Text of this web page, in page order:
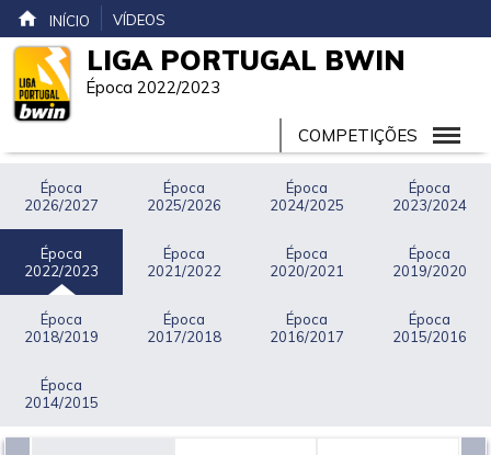
INÍCIO VÍDEOS
LIGA PORTUGAL BWIN
Época 2022/2023
COMPETIÇÕES
Época
2026/2027
Época
2025/2026
Época
2024/2025
Época
2023/2024
Época
2022/2023
Época
2021/2022
Época
2020/2021
Época
2019/2020
Época
2018/2019
Época
2017/2018
Época
2016/2017
Época
2015/2016
Época
2014/2015